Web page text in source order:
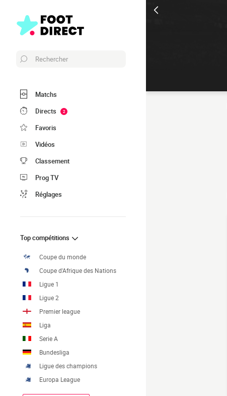
Rechercher
Matchs
Directs
2
Favoris
Vidéos
Classement
Prog TV
Réglages
Top compétitions
Coupe du monde
Coupe d'Afrique des Nations
Ligue 1
Ligue 2
Premier league
Liga
Serie A
Bundesliga
Ligue des champions
Europa League